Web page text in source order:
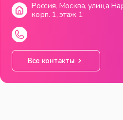
Россия, Москва, улица
корп. 1, этаж 1
Все контакты